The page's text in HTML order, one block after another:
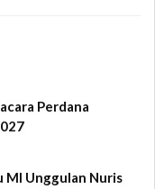
Perdana
MI Unggulan Nuris